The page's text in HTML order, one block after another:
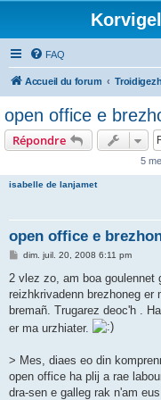
FAQ
Accueil du forum
open office e
Répondre
5
isabelle de lanjamet
open office e
M
s
a
g
dim. juil. 20, 2008 6:11 pm
2 vlez zo, am boa goulennet
reizhkrivadenn brezhoneg er
bremañ. Trugarez deoc'h .
er ma urzhiater.
> Mes, diaes eo din
open office ha plij a rae
dra-sen e galleg rak n'am